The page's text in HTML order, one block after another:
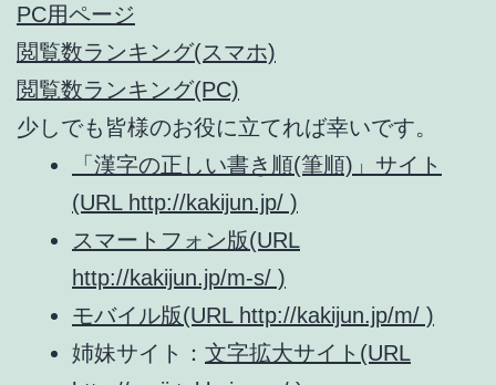
PC用ページ
閲覧数ランキング(スマホ)
閲覧数ランキング(PC)
少しでも皆様のお役に立てれば幸いです。
「漢字の正しい書き順(筆順)」サイト
(URL http://kakijun.jp/ )
スマートフォン版(URL
http://kakijun.jp/m-s/ )
モバイル版(URL http://kakijun.jp/m/ )
姉妹サイト： 文字拡大サイト(URL